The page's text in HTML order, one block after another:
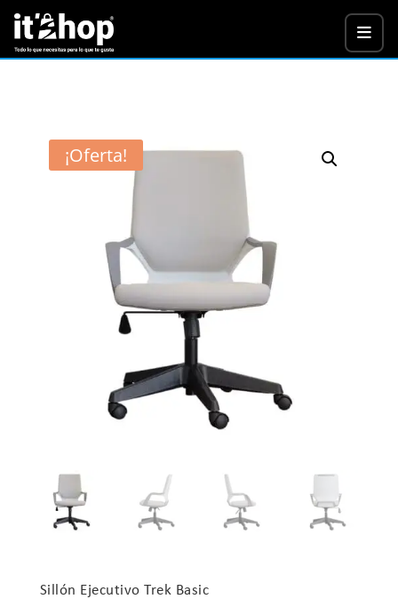
¡Oferta!
Sillón Ejecutivo Trek Basic